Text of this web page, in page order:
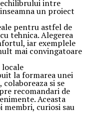
intre
un proiect
pentru astfel de
tehnica. Alegerea
iar exemplele
mai convingatoare
la formarea unei
si se
recomandari de
Aceasta
curiosi sau